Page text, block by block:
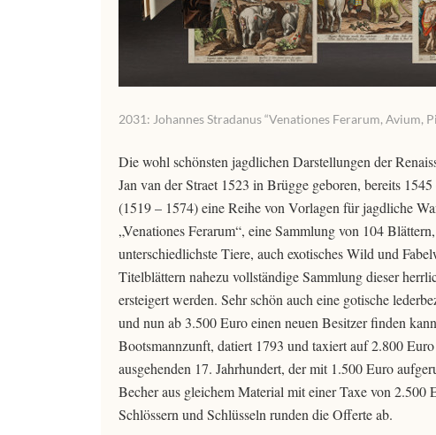
2031: Johannes Stradanus “Venationes Ferarum,
Die wohl schönsten jagdlichen Darstellungen der
Jan van der Straet 1523 in Brügge geboren, bereits
(1519 – 1574) eine Reihe von Vorlagen für jagdliche
„Venationes Ferarum“, eine Sammlung von 104
unterschiedlichste Tiere, auch exotisches Wild und
Titelblättern nahezu vollständige Sammlung dieser
ersteigert werden. Sehr schön auch eine gotische
und nun ab 3.500 Euro einen neuen Besitzer finden
Bootsmannzunft, datiert 1793 und taxiert auf 2.800
ausgehenden 17. Jahrhundert, der mit 1.500 Euro
Becher aus gleichem Material mit einer Taxe von
Schlössern und Schlüsseln runden die Offerte ab.